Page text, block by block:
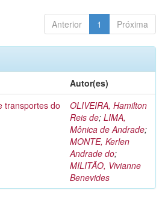
Anterior 1 Próxima
Autor(es)
transportes do
OLIVEIRA, Hamilton
Reis de; LIMA,
Mônica de Andrade;
MONTE, Kerlen
Andrade do;
MILITÃO, Vivianne
Benevides